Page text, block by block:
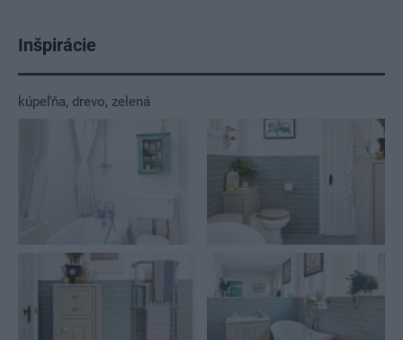
Inšpirácie
kúpeľňa, drevo, zelená